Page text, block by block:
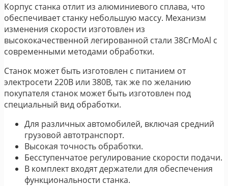
Корпус станка отлит из алюминиевого сплава, что
обеспечивает станку небольшую массу. Механизм
изменения скорости изготовлен из
высококачественной легированной стали 38CrMoAl с
современными методами обработки.
Станок может быть изготовлен с питанием от
электросети 220В или 380В, так же по желанию
покупателя станок может быть изготовлен под
специальный вид обработки.
Для различных автомобилей, включая средний
грузовой автотранспорт.
Высокая точность обработки.
Бесступенчатое регулирование скорости подачи.
В комплект входят держатели для обеспечения
функциональности станка.